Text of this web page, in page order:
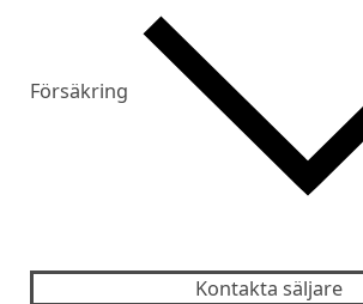
Försäkring
Kontakta säljare